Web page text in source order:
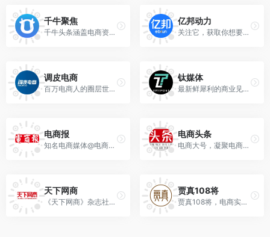
千牛聚焦
千牛头条涵盖电商资讯、商业案例、行业动态、新零售观察等多元化内容，为千万商家提供信息服务。
亿邦动力
关注它，获取你想要的一切电商知识和资源。 标签：微信公众号
调皮电商
百万电商人的圈层世界，等你来！好内容，好社群，好产品！ 标签：微信公众号
钛媒体
最新鲜犀利的商业见闻，最国际视野的前沿技术，最不常见的独家猛料。
电商报
知名电商媒体@电商报 唯一公众号。电商报，看电商！中国电商影响力媒体！
电商头条
电商大号，凝聚电商人，聚焦电商头条，案例解析！以与众不同视角看电商，劲爆内容每日推送！
天下网商
《天下网商》杂志社官方账号。致力于记录互联网商业的人物和故事。
贾真108将
贾真108将，电商实战「黄埔军校」